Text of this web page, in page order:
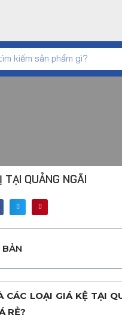
TẠI QUẢNG NGÃI
BẢN
CÁC LOẠI GIÁ KỆ TẠI
RẺ?